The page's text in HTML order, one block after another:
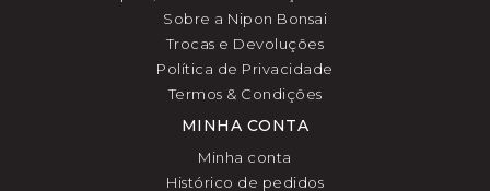
Sobre a Nipon Bonsai
Trocas e Devoluções
Política de Privacidade
Termos & Condições
MINHA CONTA
Minha conta
Histórico de pedidos